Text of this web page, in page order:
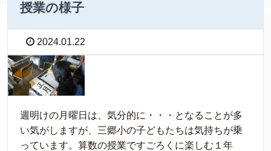
授業の様子
2024.01.22
週明けの月曜日は、気分的に・・・となることが多
い気がしますが、三郷小の子どもたちは気持ちが乗
っています。算数の授業ですごろくに楽しむ１年